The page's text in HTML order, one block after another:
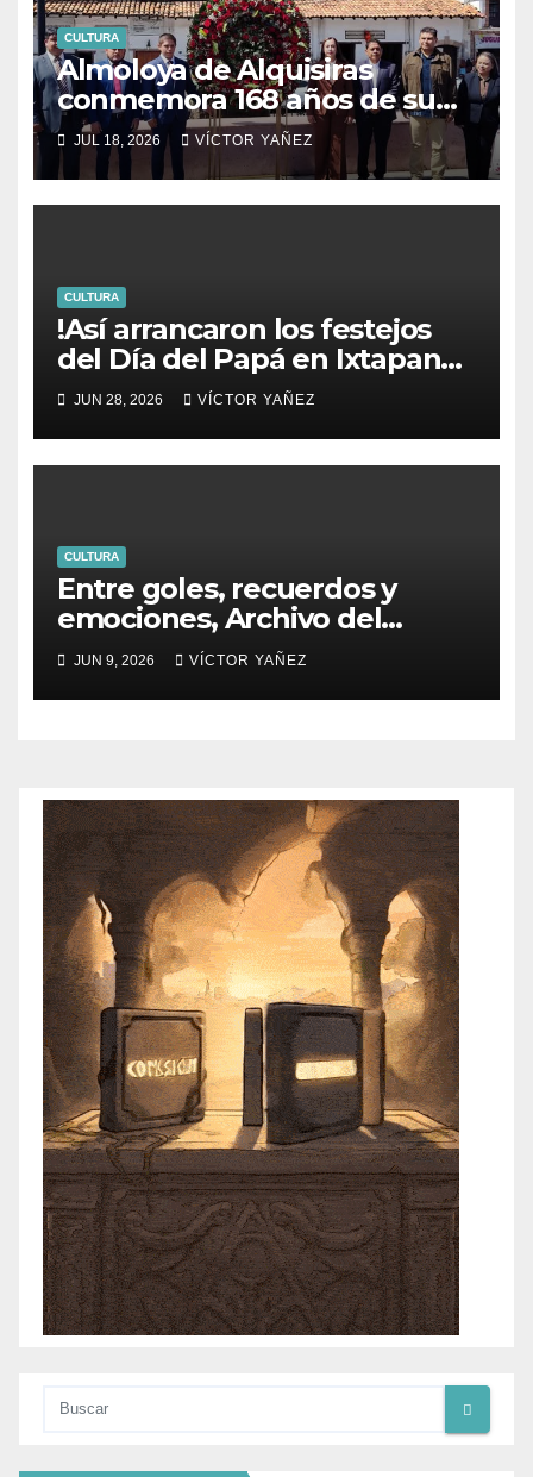
CULTURA
Almoloya de Alquisiras
conmemora 168 años de su
fundación
JUL 18, 2026 VÍCTOR YAÑEZ
CULTURA
!Así arrancaron los festejos
del Día del Papá en Ixtapan
de la Sal!
JUN 28, 2026 VÍCTOR YAÑEZ
CULTURA
Entre goles, recuerdos y
emociones, Archivo del
PJEdomex inauguró
exposición
JUN 9, 2026 VÍCTOR YAÑEZ